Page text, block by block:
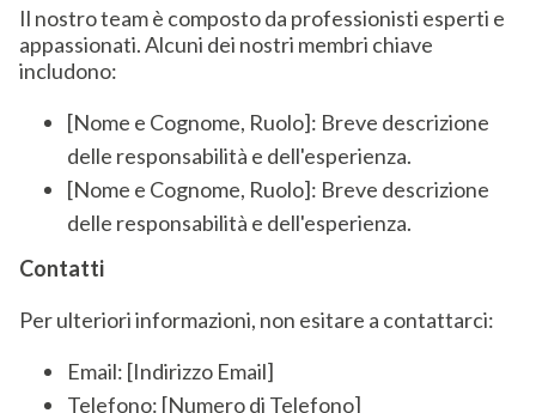
Il nostro team è composto da professionisti esperti e
appassionati. Alcuni dei nostri membri chiave
includono:
[Nome e Cognome, Ruolo]: Breve descrizione
delle responsabilità e dell'esperienza.
[Nome e Cognome, Ruolo]: Breve descrizione
delle responsabilità e dell'esperienza.
Contatti
Per ulteriori informazioni, non esitare a contattarci:
Email: [Indirizzo Email]
Telefono: [Numero di Telefono]